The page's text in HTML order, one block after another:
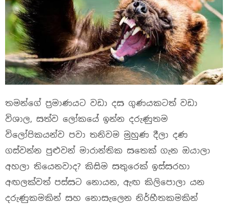
තමන්ගේ ප්‍රමාණයට වඩා දස ගුණයකටත් වඩා
විශාල, සත්ව ලෝකයේ ඉන්න දරුණුතම
විලෝපිකයන්ව පවා තනිවම මුහුණ දීලා දණ
ගස්වන්න පුළුවන් මාරාන්තික සතෙක් ගැන ඔයාලා
අහලා තියෙනවාද? කිසිම සතුරෙක් ඉස්සරහා
අඟලක්වත් පස්සට නොයන, ඇඟ කිලිපොලා යන
දරුණුකමකින් සහ නොසැලෙන නිර්භීතකමකින්